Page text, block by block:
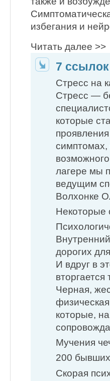
избегания и
Читать далее >>
7 ссылок
Стресс на
Стресс —
которые
проявления
симптомах,
лагере мы
ведущим
Волхонке
Некоторые
дорогих
И вдруг в
вторгается
Черная,
которые,
Мучения
200
Скорая